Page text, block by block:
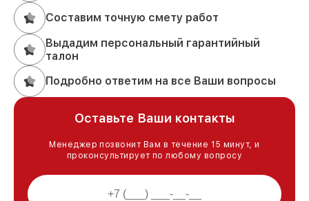
Составим точную смету работ
Выдадим персональный гарантийный
талон
Подробно ответим на все Ваши вопросы
Оставьте Ваши контакты
Менеджер позвонит Вам в течение 15 минут, и
проконсультирует по любому вопросу